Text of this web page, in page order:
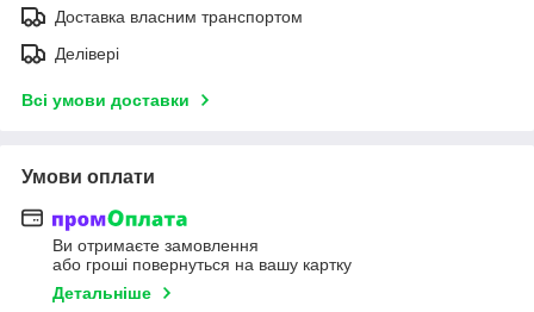
Доставка власним транспортом
Делівері
Всі умови доставки
Умови оплати
Ви отримаєте замовлення
або гроші повернуться на вашу картку
Детальніше